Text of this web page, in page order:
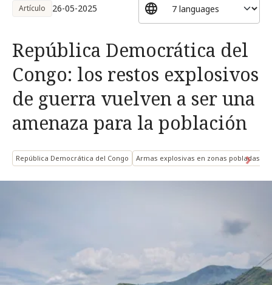
Artículo 26-05-2025
República Democrática del
Congo: los restos explosivos
de guerra vuelven a ser una
amenaza para la población
República Democrática del Congo Armas explosivas en zonas pobladas